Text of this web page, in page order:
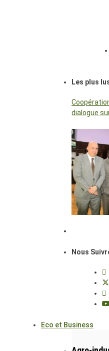
Les plus
dialogue
Nous
Eco et Business